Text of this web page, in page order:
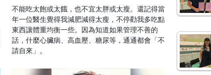
不能吃太飽或太餓，也不宜太胖或太瘦。還記得當
年一位醫生覺得我減肥減得太瘦，不停勸我多吃點
東西讓體重均衡一些。因為知道如果管理不善的
話，什麼心臟病、高血壓、糖尿等，通通都會「不
請自來」。